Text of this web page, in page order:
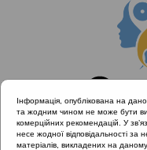
Інформація, опублікована на
та жодним чином не може бути
комерційних рекомендацій. У
несе жодної відповідальності за
матеріалів, викладених на